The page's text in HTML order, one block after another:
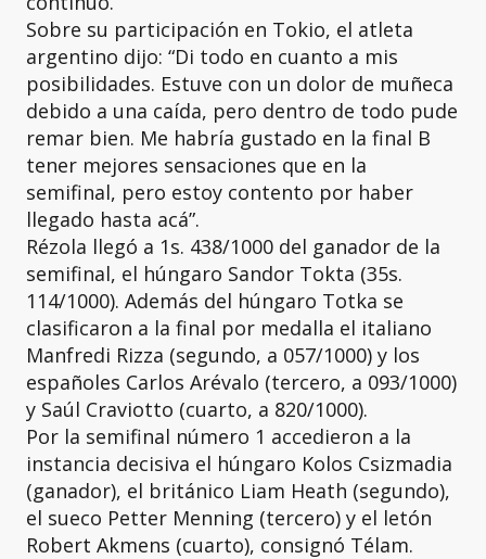
Sobre su participación en Tokio, el atleta
argentino dijo: “Di todo en cuanto a mis
posibilidades. Estuve con un dolor de muñeca
debido a una caída, pero dentro de todo pude
remar bien. Me habría gustado en la final B
tener mejores sensaciones que en la
semifinal, pero estoy contento por haber
llegado hasta acá”.
Rézola llegó a 1s. 438/1000 del ganador de la
semifinal, el húngaro Sandor Tokta (35s.
114/1000). Además del húngaro Totka se
clasificaron a la final por medalla el italiano
Manfredi Rizza (segundo, a 057/1000) y los
españoles Carlos Arévalo (tercero, a 093/1000)
y Saúl Craviotto (cuarto, a 820/1000).
Por la semifinal número 1 accedieron a la
instancia decisiva el húngaro Kolos Csizmadia
(ganador), el británico Liam Heath (segundo),
el sueco Petter Menning (tercero) y el letón
Robert Akmens (cuarto), consignó Télam.